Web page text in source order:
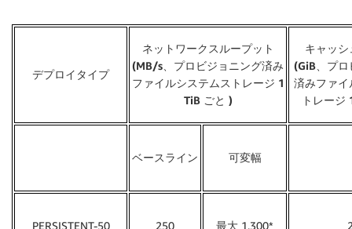
デプロイタイプ
ネットワークスループット
(MB/s、プロビジョニング済み
ファイルシステムストレージ 1
TiB ごと )
キャッ
(GiB、プ
済みファ
トレージ
ベースライン 可変幅
PERSISTENT-50 250 最大 1,300*